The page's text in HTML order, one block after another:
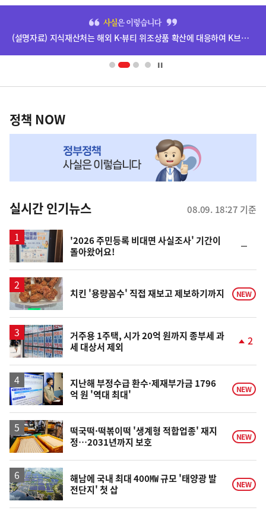
영
(설명자료) 지식재산처는 해외 K-뷰티 위조상품 확산에 대응하여 K브랜드 정부인증, 유통차단, 국제공조까지 K-브랜드 보호를 강화하고 있습니다.
책
NOW,
뉴
스
정책 NOW
실시간 인기뉴스 08.09. 18:27 기준
'2026 주민등록 비대면 사실조사' 기간이
돌아왔어요!
일
치킨 '용량꼼수' 직접 재보고 제보하기까지 NEW
거주용 1주택, 시가 20억 원까지 종부세 과
세 대상서 제외
승
2
지난해 부정수급 환수·제재부가금 1796
억 원 '역대 최대'
NEW
떡국떡·떡볶이떡 '생계형 적합업종' 재지
정…2031년까지 보호
NEW
해남에 국내 최대 400㎿ 규모 '태양광 발
전단지' 첫 삽
NEW